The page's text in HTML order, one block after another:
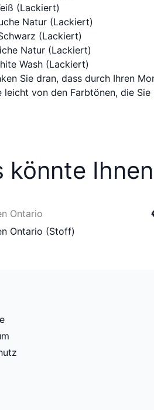
(Lackiert)
Natur (Lackiert)
(Lackiert)
Natur (Lackiert)
Wash (Lackiert)
Sie dran, dass durch Ihren
leicht von den Farbtönen, die
könnte
Ontario
Ontario (Stoff)